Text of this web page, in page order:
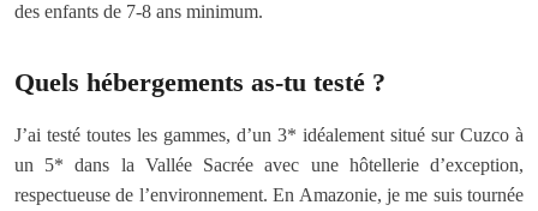
des enfants de 7-8 ans minimum.
Quels hébergements as-tu testé ?
J’ai testé toutes les gammes, d’un 3* idéalement situé sur Cuzco à
un 5* dans la Vallée Sacrée avec une hôtellerie d’exception,
respectueuse de l’environnement. En Amazonie, je me suis tournée